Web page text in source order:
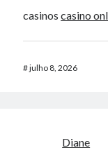
casinoscasino
#julho 8, 2026
Diane